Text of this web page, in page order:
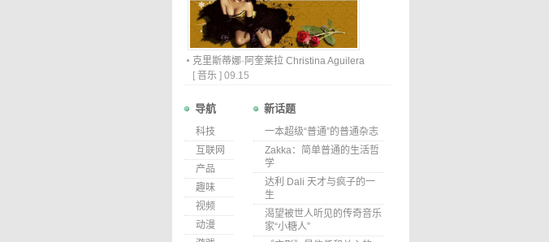
克里斯蒂娜·阿奎莱拉 Christina Aguilera
[ 音乐 ] 09.15
导航
科技
互联网
产品
趣味
视频
动漫
新话题
一本超级“普通”的普通杂志
Zakka：简单普通的生活哲
学
达利 Dali 天才与疯子的一
生
渴望被世人听见的传奇音乐
家“小糖人”